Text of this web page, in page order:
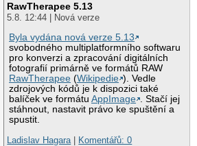
RawTherapee 5.13
5.8. 12:44 | Nová verze
Byla vydána nová verze 5.13
svobodného multiplatformního softwaru
pro konverzi a zpracování digitálních
fotografií primárně ve formátů RAW
RawTherapee (Wikipedie ). Vedle
zdrojových kódů je k dispozici také
balíček ve formátuAppImage . Stačí jej
stáhnout, nastavit právo ke spuštění a
spustit.
Ladislav Hagara
Komentářů: 0